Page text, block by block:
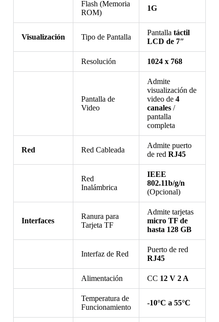
Flash (Memoria
ROM)
1G
Visualización Tipo de Pantalla
Pantalla táctil
LCD de 7″
Resolución 1024 x 768
Pantalla de
Video
Admite
visualización de
video de 4
canales/
pantalla
completa
Red Red Cableada
Admite puerto
de red RJ45
Red
Inalámbrica
IEEE
802.11b/g/n
(Opcional)
Interfaces
Ranura para
Tarjeta TF
Admite tarjetas
micro TF de
hasta 128 GB
Interfaz de Red
Puerto de red
RJ45
Alimentación CC 12 V 2 A
Temperatura de
Funcionamiento
-10°C a 55°C